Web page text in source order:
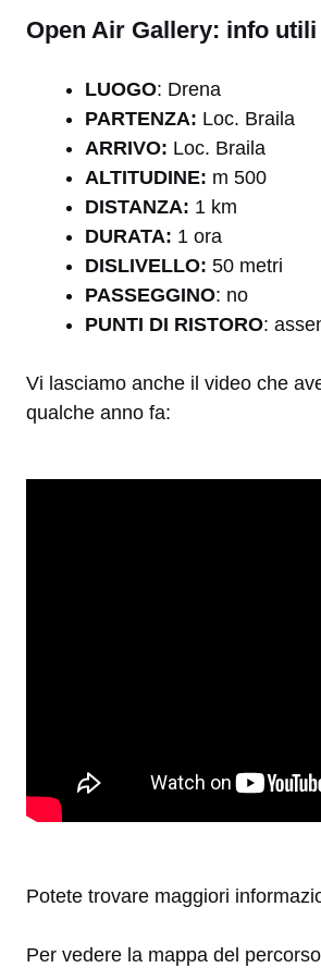
Open Air Gallery: info utili
LUOGO: Drena
PARTENZA: Loc. Braila
ARRIVO: Loc. Braila
ALTITUDINE: m 500
DISTANZA: 1 km
DURATA: 1 ora
DISLIVELLO: 50 metri
PASSEGGINO: no
PUNTI DI RISTORO:
Vi lasciamo anche il video che
qualche anno fa:
Potete trovare maggiori
Per vedere la mappa del